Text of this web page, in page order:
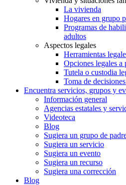
La vivienda
Hogares en grupo
Programas de
adultos
Aspectos legales
Herramientas
Opciones legales a
Tutela o custodia
Toma de
Encuentra servicios, grupos y
Información general
Agencias estatales y
Videoteca
Blog
Sugiera un grupo de
Sugiera un servicio
Sugiera un evento
Sugiera un recurso
Sugiera una corrección
Blog